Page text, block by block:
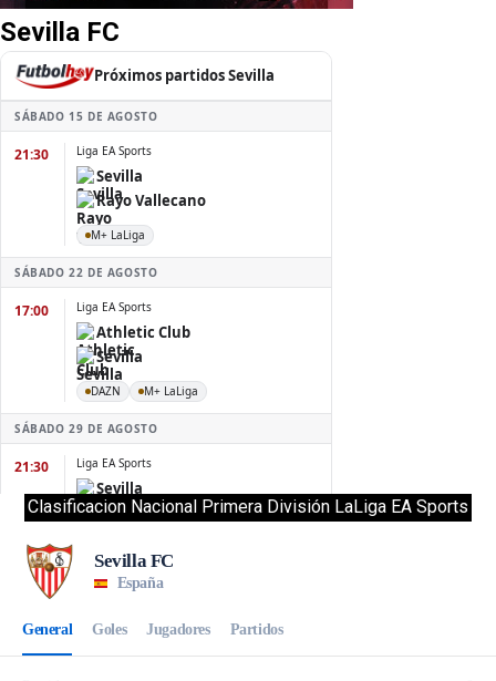
Sevilla FC
Clasificacion Nacional Primera División LaLiga EA Sports